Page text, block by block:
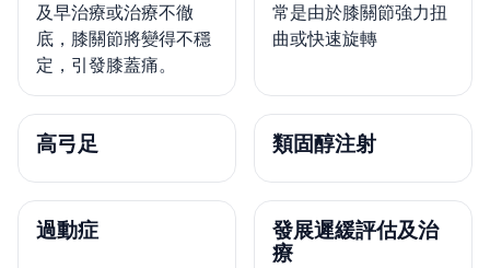
及早治療或治療不徹
底，膝關節將變得不穩
定，引發膝蓋痛。
常是由於膝關節強力扭
曲或快速旋轉
高弓足 類固醇注射
過動症
發展遲緩評估及治
療